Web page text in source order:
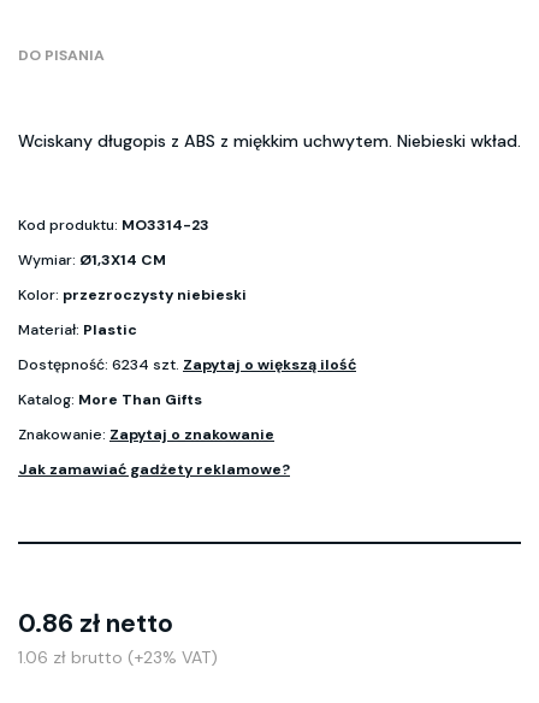
DO PISANIA
Wciskany długopis z ABS z miękkim uchwytem. Niebieski wkład.
Kod produktu: MO3314-23
Wymiar: Ø1,3X14 CM
Kolor: przezroczysty niebieski
Materiał: Plastic
Dostępność: 6234 szt. Zapytaj o większą ilość
Katalog: More Than Gifts
Znakowanie: Zapytaj o znakowanie
Jak zamawiać gadżety reklamowe?
0.86 zł netto
1.06 zł brutto (+23% VAT)